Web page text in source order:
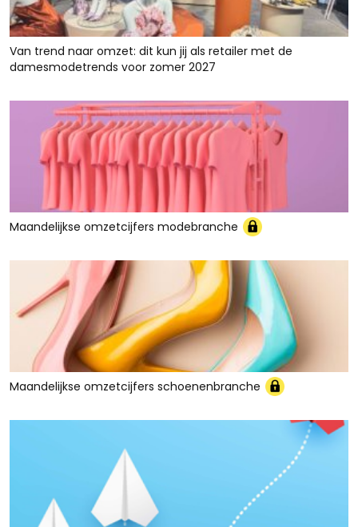
Van trend naar omzet: dit kun jij als retailer met de
damesmodetrends voor zomer 2027
Maandelijkse omzetcijfers modebranche
Maandelijkse omzetcijfers schoenenbranche